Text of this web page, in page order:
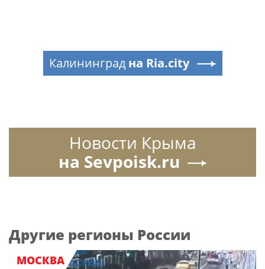
Калининград на Ria.city
Новости Крыма
на Sevpoisk.ru
Другие регионы России
МОСКВА